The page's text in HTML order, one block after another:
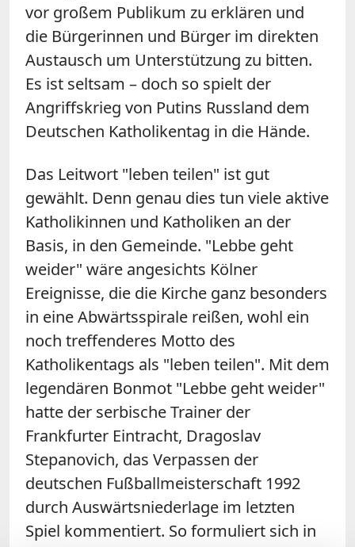
vor großem Publikum zu erklären und
die Bürgerinnen und Bürger im direkten
Austausch um Unterstützung zu bitten.
Es ist seltsam – doch so spielt der
Angriffskrieg von Putins Russland dem
Deutschen Katholikentag in die Hände.
Das Leitwort "leben teilen" ist gut
gewählt. Denn genau dies tun viele aktive
Katholikinnen und Katholiken an der
Basis, in den Gemeinde. "Lebbe geht
weider" wäre angesichts Kölner
Ereignisse, die die Kirche ganz besonders
in eine Abwärtsspirale reißen, wohl ein
noch treffenderes Motto des
Katholikentags als "leben teilen". Mit dem
legendären Bonmot "Lebbe geht weider"
hatte der serbische Trainer der
Frankfurter Eintracht, Dragoslav
Stepanovich, das Verpassen der
deutschen Fußballmeisterschaft 1992
durch Auswärtsniederlage im letzten
Spiel kommentiert. So formuliert sich in